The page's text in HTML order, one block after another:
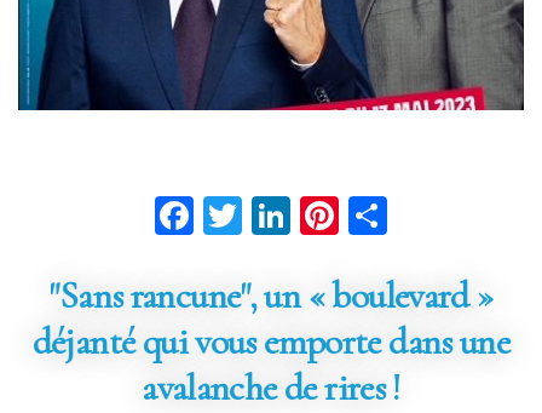
Facebook
Twitter
LinkedIn
Pinterest
"Sans rancune", un « boulevard »
déjanté qui vous emporte dans une
avalanche de rires !